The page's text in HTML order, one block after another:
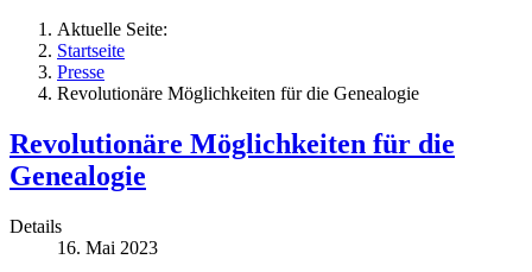
Aktuelle Seite:
Startseite
Presse
Revolutionäre Möglichkeiten für die Genealogie
Revolutionäre Möglichkeiten für die
Genealogie
Details
16. Mai 2023